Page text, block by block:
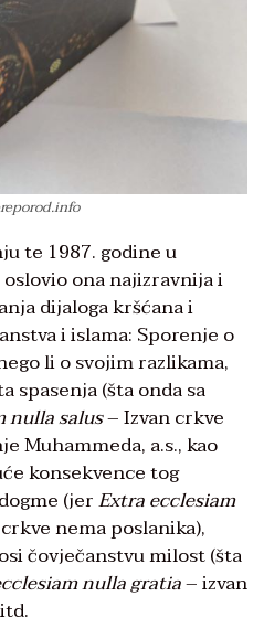
te 1987. godine u
ona najizravnija i
dijaloga kršćana i
i islama: Sporenje o
li o svojim razlikama,
spasenja (šta onda sa
nulla salus– Izvan crkve
Muhammeda, a.s., kao
konsekvence tog
(jerExtra ecclesiam
nema poslanika),
čovječanstvu milost (šta
nulla gratia– izvan